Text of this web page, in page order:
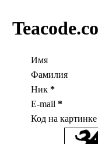
Имя
Фамилия
Ник *
E-mail *
Код на